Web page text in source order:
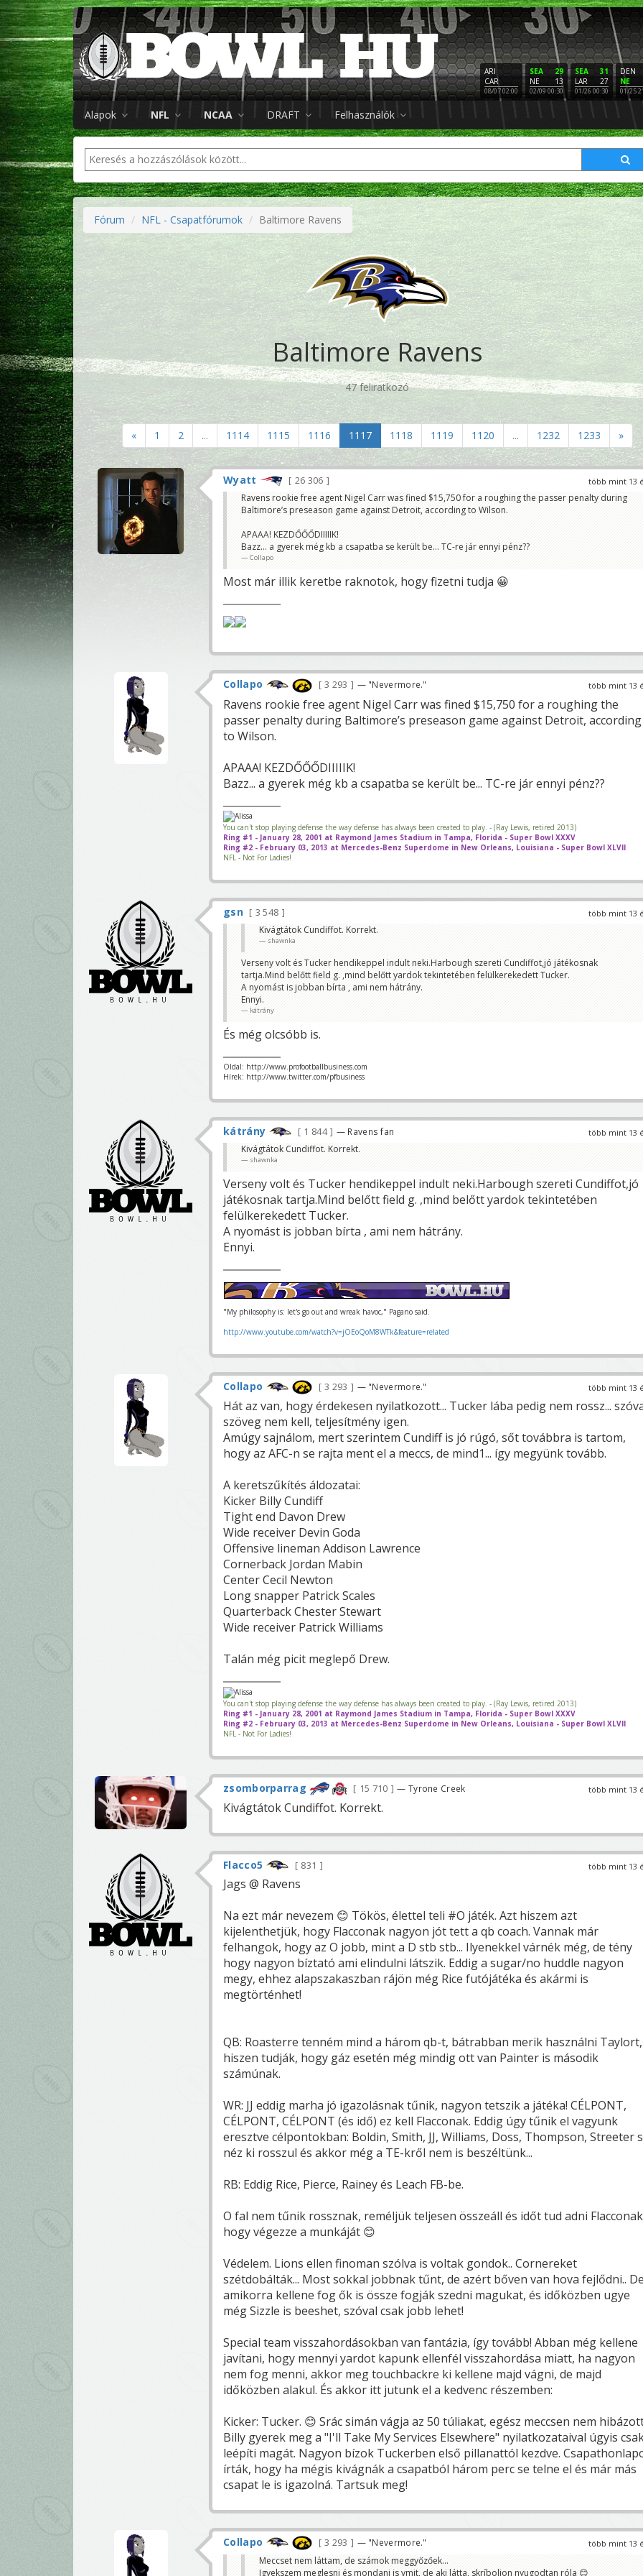
ARI
CAR
08/07 02:00
29
SEA
13
NE
02/09 00:30
31
SEA
27
LAR
01/26 00:30
DEN
NE
01/25
Alapok NFL NCAA DRAFT Felhasználók
Fórum NFL - Csapatfórumok Baltimore Ravens
Baltimore Ravens
47 feliratkozó
« 1 2 ... 1114 1115 1116 1117 1118 1119 1120 ... 1232 1233 »
több mint 13
Wyatt
26 306
Ravens rookie free agent Nigel Carr was fined $15,750 for a roughing the passer penalty during
Baltimore’s preseason game against Detroit, according to Wilson.
APAAA! KEZDŐŐŐDIIIIIK!
Bazz... a gyerek még kb a csapatba se került be... TC-re jár ennyi pénz??
Collapo
Most már illik keretbe raknotok, hogy fizetni tudja 😀
több mint 13
Collapo 3 293 — "Nevermore."
Ravens rookie free agent Nigel Carr was fined $15,750 for a roughing the
passer penalty during Baltimore’s preseason game against Detroit, according
to Wilson.
APAAA! KEZDŐŐŐDIIIIIK!
Bazz... a gyerek még kb a csapatba se került be... TC-re jár ennyi pénz??
You can't stop playing defense the way defense has always been created to play. - (Ray Lewis, retired 2013)
Ring #1 - January 28, 2001 at Raymond James Stadium in Tampa, Florida - Super Bowl XXXV
Ring #2 - February 03, 2013 at Mercedes-Benz Superdome in New Orleans, Louisiana - Super Bowl XLVII
NFL - Not For Ladies!
több mint 13
gsn
3 548
Kivágtátok Cundiffot. Korrekt.
shawnka
Verseny volt és Tucker hendikeppel indult neki.Harbough szereti Cundiffot,jó játékosnak
tartja.Mind belőtt field g. ,mind belőtt yardok tekintetében felülkerekedett Tucker.
A nyomást is jobban bírta , ami nem hátrány.
Ennyi.
kátrány
És még olcsóbb is.
Oldal: http://www.profootballbusiness.com
Hírek: http://www.twitter.com/pfbusiness
több mint 13
kátrány 1 844 — Ravens fan
Kivágtátok Cundiffot. Korrekt.
shawnka
Verseny volt és Tucker hendikeppel indult neki.Harbough szereti Cundiffot,jó
játékosnak tartja.Mind belőtt field g. ,mind belőtt yardok tekintetében
felülkerekedett Tucker.
A nyomást is jobban bírta , ami nem hátrány.
Ennyi.
"My philosophy is: let's go out and wreak havoc," Pagano said.
http://www.youtube.com/watch?v=jOEoQoM8WTk&feature=related
több mint 13
Collapo 3 293 — "Nevermore."
Hát az van, hogy érdekesen nyilatkozott... Tucker lába pedig nem rossz...
szöveg nem kell, teljesítmény igen.
Amúgy sajnálom, mert szerintem Cundiff is jó rúgó, sőt továbbra is tartom,
hogy az AFC-n se rajta ment el a meccs, de mind1... így megyünk tovább.
A keretszűkítés áldozatai:
Kicker Billy Cundiff
Tight end Davon Drew
Wide receiver Devin Goda
Offensive lineman Addison Lawrence
Cornerback Jordan Mabin
Center Cecil Newton
Long snapper Patrick Scales
Quarterback Chester Stewart
Wide receiver Patrick Williams
Talán még picit meglepő Drew.
You can't stop playing defense the way defense has always been created to play. - (Ray Lewis, retired 2013)
Ring #1 - January 28, 2001 at Raymond James Stadium in Tampa, Florida - Super Bowl XXXV
Ring #2 - February 03, 2013 at Mercedes-Benz Superdome in New Orleans, Louisiana - Super Bowl XLVII
NFL - Not For Ladies!
több mint 13
zsomborparrag 15 710 — Tyrone Creek
Kivágtátok Cundiffot. Korrekt.
több mint 13
Flacco5 831
Jags @ Ravens
Na ezt már nevezem 😊 Tökös, élettel teli #O játék. Azt hiszem azt
kijelenthetjük, hogy Flacconak nagyon jót tett a qb coach. Vannak már
felhangok, hogy az O jobb, mint a D stb stb... Ilyenekkel várnék még, de tény
hogy nagyon bíztató ami elindulni látszik. Eddig a sugar/no huddle nagyon
megy, ehhez alapszakaszban rájön még Rice futójátéka és akármi is
megtörténhet!
QB: Roasterre tenném mind a három qb-t, bátrabban merik használni Taylort,
hiszen tudják, hogy gáz esetén még mindig ott van Painter is második
számúnak.
WR: JJ eddig marha jó igazolásnak tűnik, nagyon tetszik a játéka! CÉLPONT,
CÉLPONT, CÉLPONT (és idő) ez kell Flacconak. Eddig úgy tűnik el vagyunk
eresztve célpontokban: Boldin, Smith, JJ, Williams, Doss, Thompson, Streeter
néz ki rosszul és akkor még a TE-kről nem is beszéltünk...
RB: Eddig Rice, Pierce, Rainey és Leach FB-be.
O fal nem tűnik rossznak, reméljük teljesen összeáll és időt tud adni
hogy végezze a munkáját 😊
Védelem. Lions ellen finoman szólva is voltak gondok.. Cornereket
szétdobálták... Most sokkal jobbnak tűnt, de azért bőven van hova fejlődni..
amikorra kellene fog ők is össze fogják szedni magukat, és időközben ugye
még Sizzle is beeshet, szóval csak jobb lehet!
Special team visszahordásokban van fantázia, így tovább! Abban még kellene
javítani, hogy mennyi yardot kapunk ellenfél visszahordása miatt, ha nagyon
nem fog menni, akkor meg touchbackre ki kellene majd vágni, de majd
időközben alakul. És akkor itt jutunk el a kedvenc részemben:
Kicker: Tucker. 😊 Srác simán vágja az 50 túliakat, egész meccsen nem
Billy gyerek meg a "I'll Take My Services Elsewhere" nyilatkozataival úgyis
leépíti magát. Nagyon bízok Tuckerben első pillanattól kezdve.
írták, hogy ha mégis kivágnák a csapatból három perc se telne el és már más
csapat le is igazolná. Tartsuk meg!
több mint 13
Collapo 3 293 — "Nevermore."
Meccset nem láttam, de számok meggyőzőek...
Igyekszem meglesni és mondani is vmit, de aki látta, skríboljon nyugodtan róla 😊